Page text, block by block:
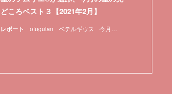
レポート ofugutan ベテルギウス 今月の星の見どころ
どころベスト３【2021年2月】